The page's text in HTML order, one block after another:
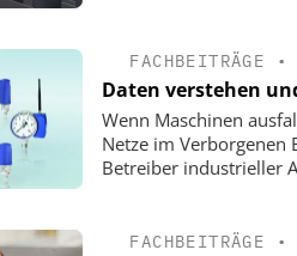
FACHBEITRÄGE
Daten verstehen
Wenn Maschinen
Netze im Verborgenen
Betreiber industrieller
FACHBEITRÄGE